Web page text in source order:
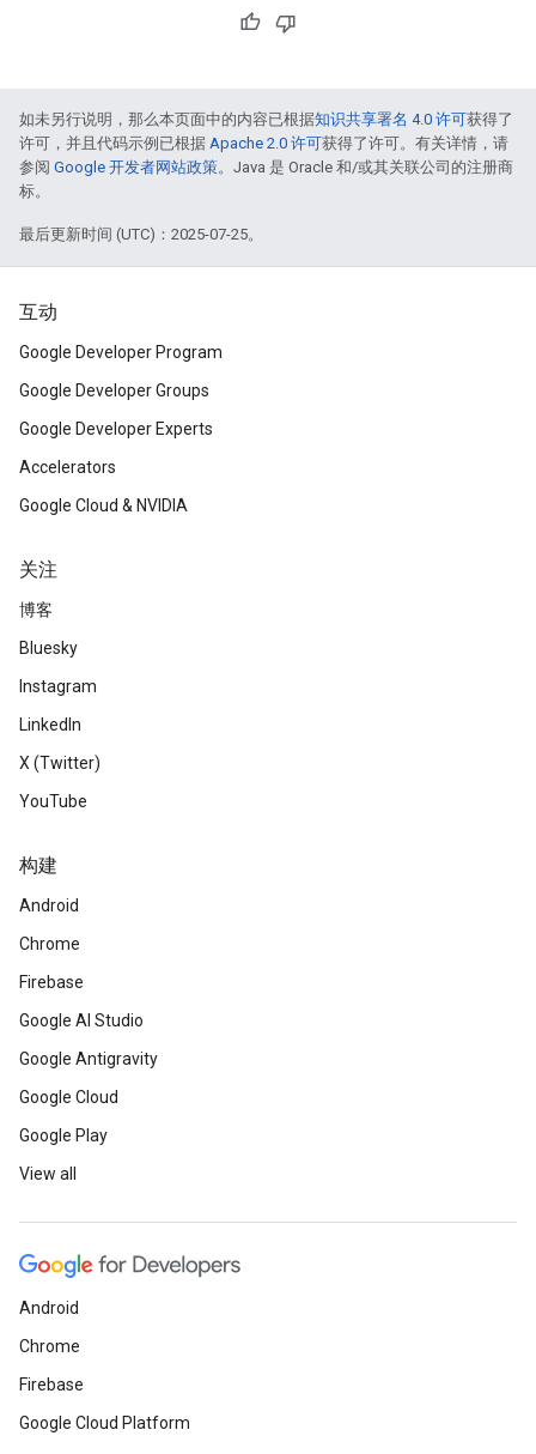
如未另行说明，那么本页面中的内容已根据知识共享署名 4.0 许可获得了
许可，并且代码示例已根据 Apache 2.0 许可获得了许可。有关详情，请
参阅 Google 开发者网站政策。Java 是 Oracle 和/或其关联公司的注册商
标。
最后更新时间 (UTC)：2025-07-25。
互动
Google Developer Program
Google Developer Groups
Google Developer Experts
Accelerators
Google Cloud & NVIDIA
关注
博客
Bluesky
Instagram
LinkedIn
X (Twitter)
YouTube
构建
Android
Chrome
Firebase
Google AI Studio
Google Antigravity
Google Cloud
Google Play
View all
Android
Chrome
Firebase
Google Cloud Platform